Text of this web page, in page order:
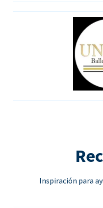
Inspiración para